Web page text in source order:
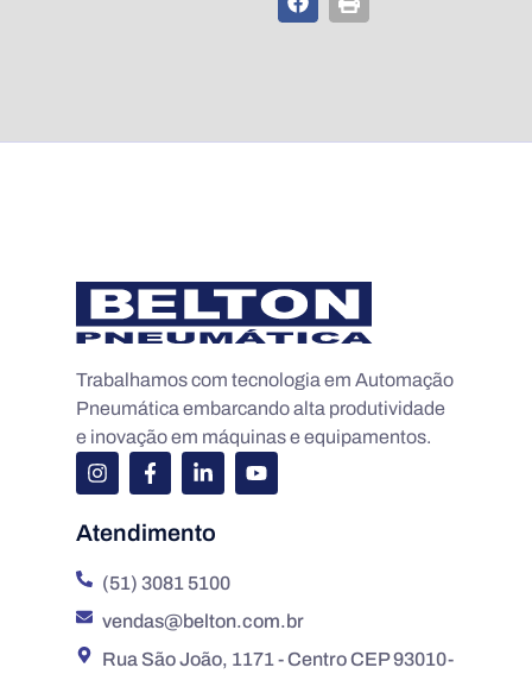
Trabalhamos com tecnologia em Automação
Pneumática embarcando alta produtividade
e inovação em máquinas e equipamentos.
Atendimento
(51) 3081 5100
vendas@belton.com.br
Rua São João, 1171 - Centro CEP 93010-